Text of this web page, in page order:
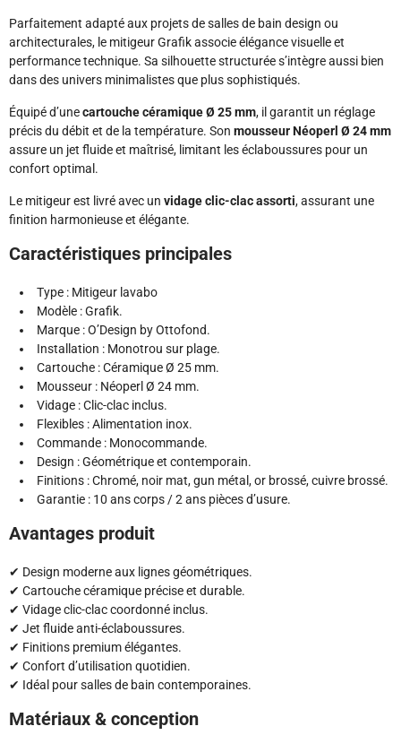
Parfaitement adapté aux projets de salles de bain design ou
architecturales, le mitigeur Grafik associe élégance visuelle et
performance technique. Sa silhouette structurée s’intègre aussi bien
dans des univers minimalistes que plus sophistiqués.
Équipé d’unecartouche céramique Ø 25 mm, il garantit un réglage
précis du débit et de la température. Son mousseur Néoperl Ø 24 mm
assure un jet fluide et maîtrisé, limitant les éclaboussures pour un
confort optimal.
Le mitigeur est livré avec un vidage clic-clac assorti, assurant une
finition harmonieuse et élégante.
Caractéristiques principales
Type : Mitigeur lavabo
Modèle : Grafik.
Marque : O’Design by Ottofond.
Installation : Monotrou sur plage.
Cartouche : Céramique Ø 25 mm.
Mousseur : Néoperl Ø 24 mm.
Vidage : Clic-clac inclus.
Flexibles : Alimentation inox.
Commande : Monocommande.
Design : Géométrique et contemporain.
Finitions : Chromé, noir mat, gun métal, or brossé, cuivre brossé.
Garantie : 10 ans corps / 2 ans pièces d’usure.
Avantages produit
✔ Design moderne aux lignes géométriques.
✔ Cartouche céramique précise et durable.
✔ Vidage clic-clac coordonné inclus.
✔ Jet fluide anti-éclaboussures.
✔ Finitions premium élégantes.
✔ Confort d’utilisation quotidien.
✔ Idéal pour salles de bain contemporaines.
Matériaux & conception